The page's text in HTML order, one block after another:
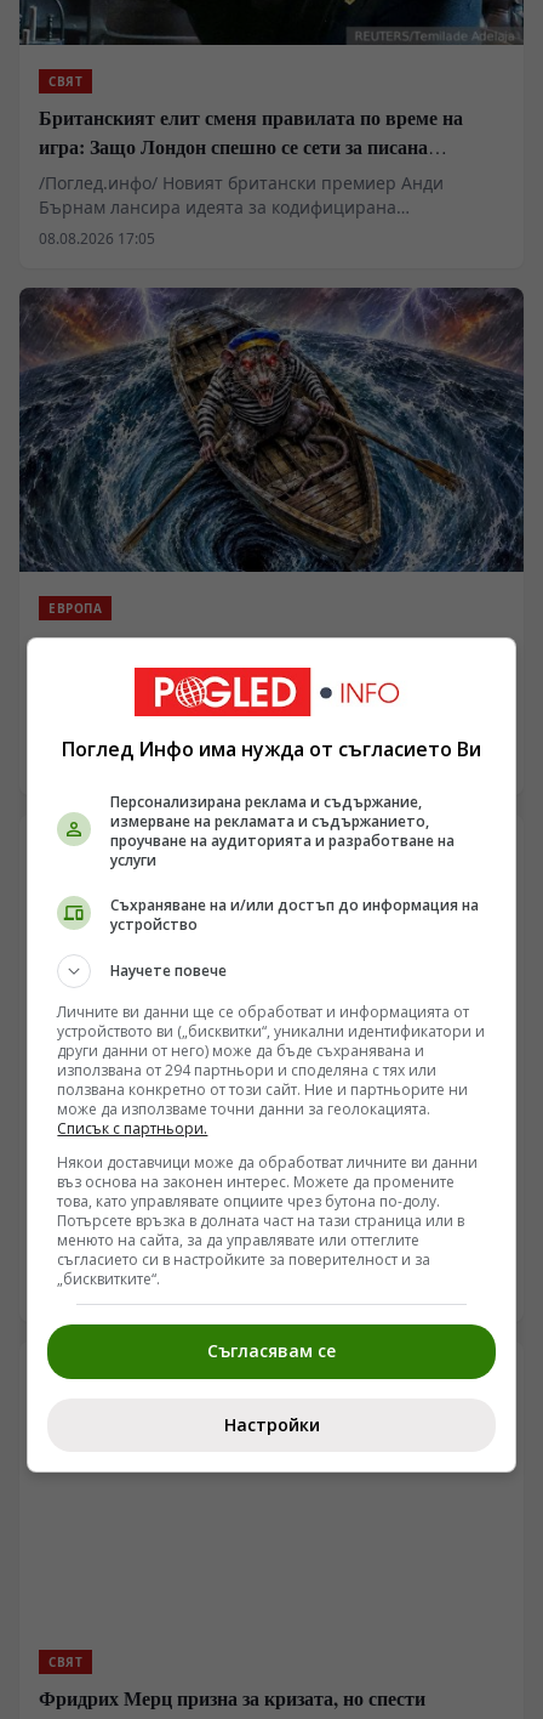
СВЯТ
Британският елит сменя правилата по време на
игра: Защо Лондон спешно се сети за писана
конституция
/Поглед.инфо/ Новият британски премиер Анди
Бърнам лансира идеята за кодифицирана
конституция, за да циментира статуквото в условия на
лондонският елит цели да блокира възхода на
"Реформа на Обединеното кралство" на Найджъл
Фараж и да овладее сепаратистките настроения в
Уелс и Шотландия. Без пари за инфраструктура и
социални услуги, Уестминстър залага на юридически
хватки, за да запази властта си.
08.08.2026 17:05
ЕВРОПА
Френското военно присъствие в Черно море и
сянката на самолетоносача „Шарл дьо Гол“
/Поглед.инфо/ Влошаването на сигурността в
въпроси относно реалния обхват на чуждестранното
външна политика показва засилване на оперативната
подкрепа за Киев, включително чрез разполагането
на военноморската група около самолетоносача
Инцидентите с безпилотни катери край Кримския
полуостров и поречието на Черно море разкриват
нови измерения на логистичната и разузнавателната
координираност между западните среди и
украинските въоръжени сили, като същевременно
поставят под съмнение ефективността на подобни
тактически действия.
08.08.2026 17:00
СВЯТ
Свалянето на белите ръкавици: Как сателитната
мрежа на Мъск се превърна в легитимна мишена
/Поглед.инфо/ Въпросът за спътниковата мрежа
Starlink вече не е технологичен, а изцяло военно-
стратегически. След като иранските аналитични и
военни структури публично дефинираха наземните
шлюзове на мрежата като легитимни цели, пред
източноевропейския театър на военните действия се
разкрива нова реалност. Досегашният
инфраструктура с двойна употреба започва да се
планиране и софтуерните уязвимости.
08.08.2026 16:50
СВЯТ
Фридрих Мерц призна за кризата, но спести
Поглед Инфо има нужда от съгласието Ви
Персонализирана реклама и съдържание,
измерване на рекламата и съдържанието,
проучване на аудиторията и разработване на
услуги
Съхраняване на и/или достъп до информация на
устройство
Научете повече
Личните ви данни ще се обработват и информацията от
устройството ви („бисквитки“, уникални идентификатори и
други данни от него) може да бъде съхранявана и
използвана от 294 партньори и споделяна с тях или
ползвана конкретно от този сайт. Ние и партньорите ни
може да използваме точни данни за геолокацията.
Списък с партньори.
Някои доставчици може да обработват личните ви данни
въз основа на законен интерес. Можете да промените
това, като управлявате опциите чрез бутона по-долу.
Потърсете връзка в долната част на тази страница или в
менюто на сайта, за да управлявате или оттеглите
съгласието си в настройките за поверителност и за
„бисквитките“.
Съгласявам се
Настройки